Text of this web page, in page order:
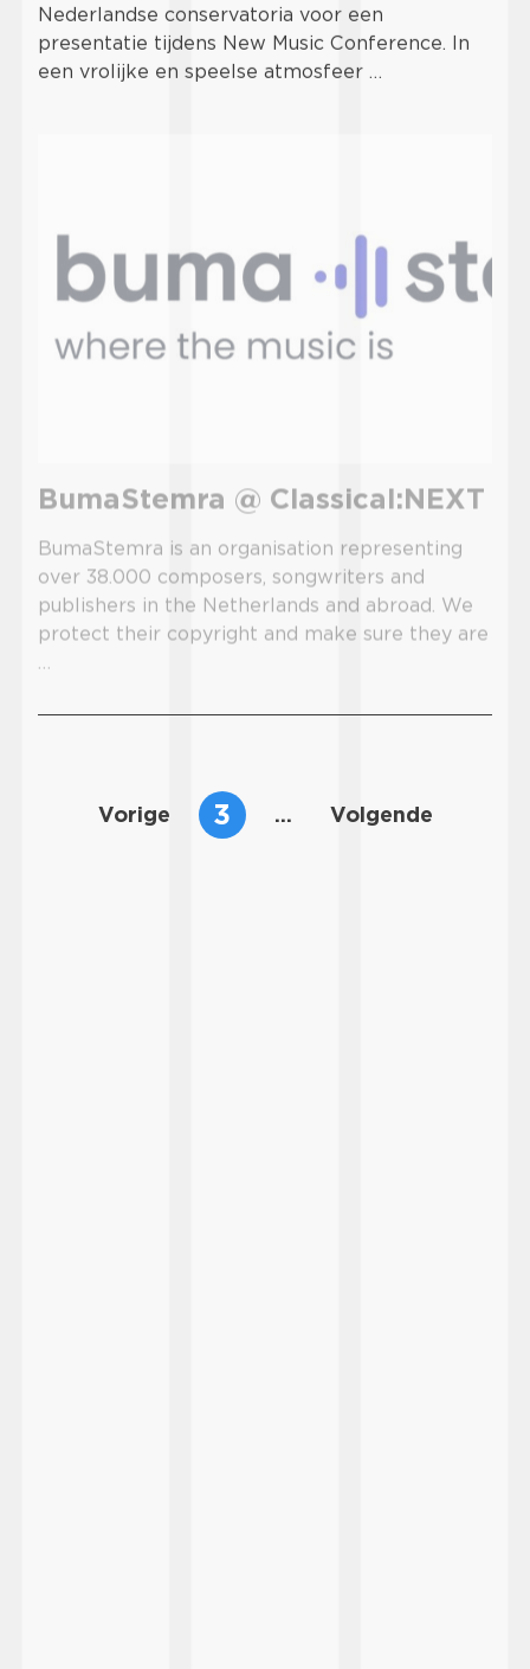
Nederlandse conservatoria voor een
presentatie tijdens New Music Conference. In
een vrolijke en speelse atmosfeer …
BumaStemra @ Classical:NEXT
BumaStemra is an organisation representing
over 38.000 composers, songwriters and
publishers in the Netherlands and abroad. We
protect their copyright and make sure they are
…
Vorige 3 ... Volgende